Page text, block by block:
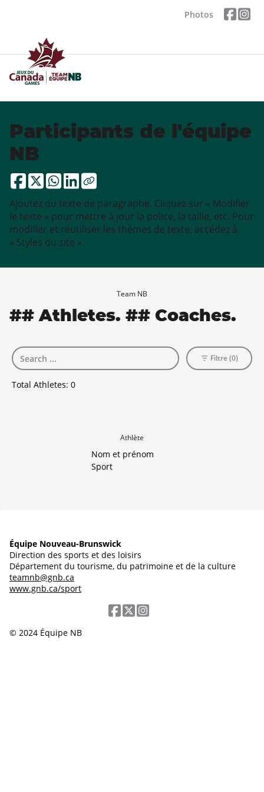
Photos
Participants de l'équipe
NB
Ajoutez du texte de paragraphe. Cliquez sur « Modifier
le texte » pour mettre à jour la police, la taille, etc. Pour
modifier et réutiliser les thèmes de texte, accédez à
« Styles du site ».
Team NB
## Athletes. ## Coaches.
Total Athletes: 0
Filtre (0)
Athlète
Nom et prénom
Sport
Équipe Nouveau-Brunswick
Direction des sports et des loisirs
Département du tourisme, du patrimoine et de la culture
teamnb@gnb.ca
www.gnb.ca/sport
© 2024 Équipe NB